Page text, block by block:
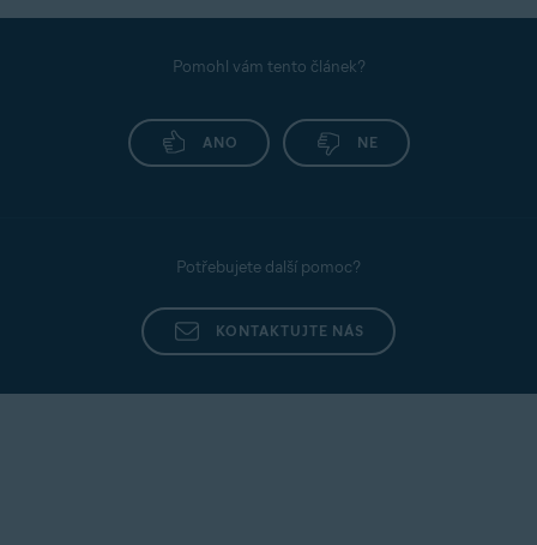
Pomohl vám tento článek?
ANO NE
Potřebujete další pomoc?
KONTAKTUJTE NÁS